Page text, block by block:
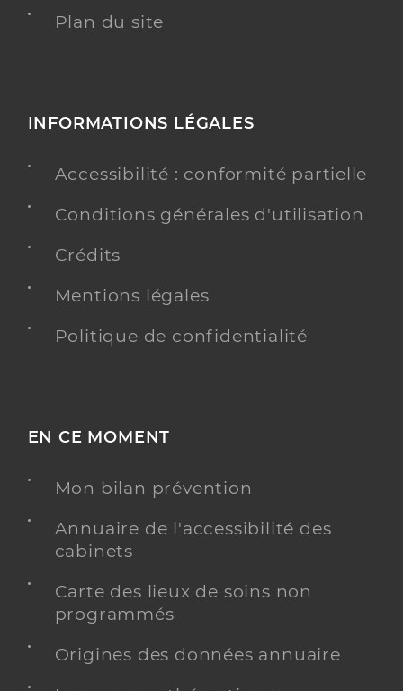
Plan du site
INFORMATIONS LÉGALES
Accessibilité : conformité partielle
Conditions générales d'utilisation
Crédits
Mentions légales
Politique de confidentialité
EN CE MOMENT
Mon bilan prévention
Annuaire de l'accessibilité des
cabinets
Carte des lieux de soins non
programmés
Origines des données annuaire